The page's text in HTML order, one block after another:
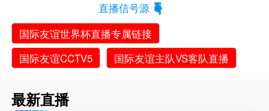
直播信号源
国际友谊世界杯直播专属链接
国际友谊CCTV5
国际友谊主队VS客队直播
最新直播